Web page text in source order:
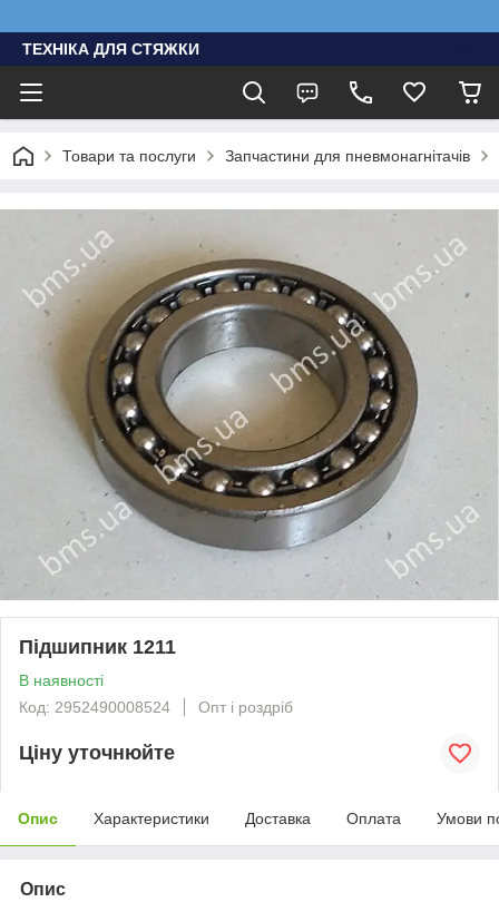
ТЕХНІКА ДЛЯ СТЯЖКИ
Товари та послуги Запчастини для пневмонагнітачів
Підшипник 1211
В наявності
Код: 2952490008524
Опт і роздріб
Ціну уточнюйте
Опис Характеристики Доставка Оплата Умови
Опис